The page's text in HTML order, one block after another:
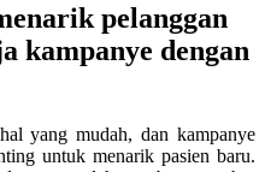
pelanggan
kampanye dengan
yang mudah, dan kampanye
untuk menarik pasien baru.